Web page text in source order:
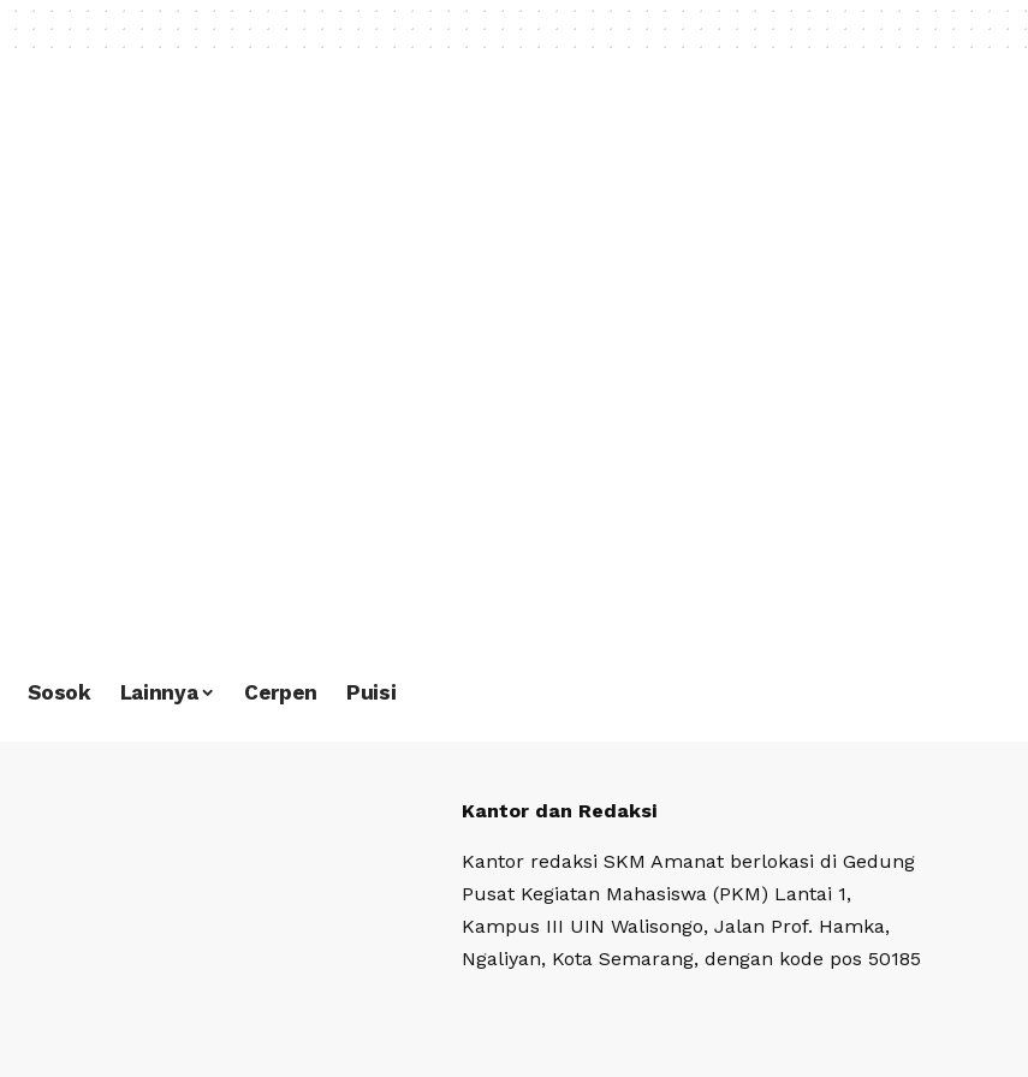
Sosok Lainnya Cerpen Puisi
Kantor dan Redaksi
Kantor redaksi SKM Amanat berlokasi di Gedung
Pusat Kegiatan Mahasiswa (PKM) Lantai 1,
Kampus III UIN Walisongo, Jalan Prof. Hamka,
Ngaliyan, Kota Semarang, dengan kode pos 50185